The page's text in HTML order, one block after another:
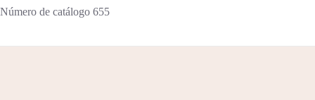
Número de catálogo 655